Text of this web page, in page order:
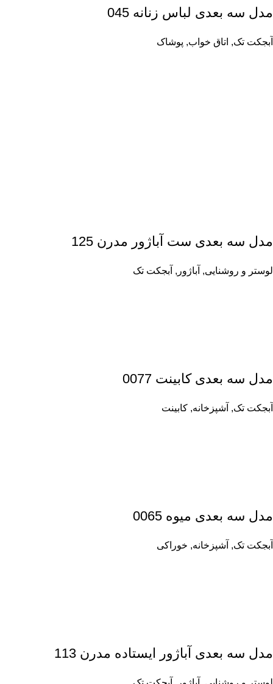
مدل سه بعدی لباس زنانه 045
آبجکت تک, اتاق خواب, پوشاک
مدل سه بعدی ست آباژور مدرن 125
لوستر و روشنایی, آباژور , آبجکت تک
مدل سه بعدی کابینت 0077
آبجکت تک, آشپزخانه, کابینت
مدل سه بعدی میوه 0065
آبجکت تک, آشپزخانه, خوراکی
مدل سه بعدی آباژور ایستاده مدرن 113